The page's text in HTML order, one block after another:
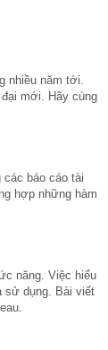
nhiều năm tới.
mới. Hãy cùng
báo cáo tài
hợp những hàm
năng. Việc hiểu
sử dụng. Bài viết